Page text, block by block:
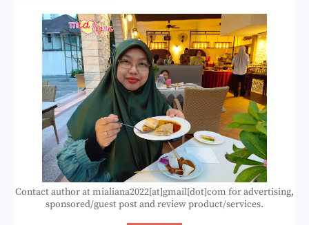
Contact author at mialiana2022[at]gmail[dot]com for advertising,
sponsored/guest post and review product/services.